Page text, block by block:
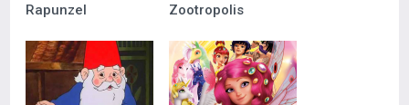
Rapunzel Zootropolis